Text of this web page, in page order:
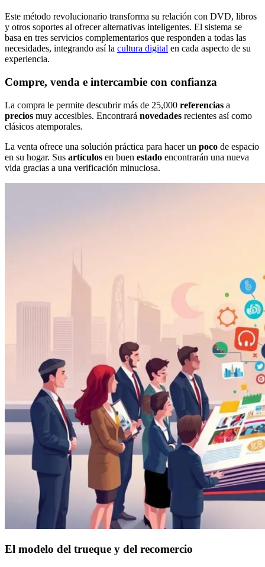
Este método revolucionario transforma su relación con DVD, libros
y otros soportes al ofrecer alternativas inteligentes. El sistema se
basa en tres servicios complementarios que responden a todas las
necesidades, integrando así la cultura digital en cada aspecto de su
experiencia.
Compre, venda e intercambie con confianza
La compra le permite descubrir más de 25,000 referencias a
precios muy accesibles. Encontrará novedades recientes así como
clásicos atemporales.
La venta ofrece una solución práctica para hacer un poco de espacio
en su hogar. Sus artículos en buen estado encontrarán una nueva
vida gracias a una verificación minuciosa.
El modelo del trueque y del recomercio